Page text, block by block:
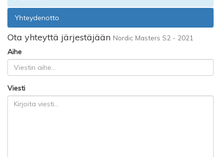
Yhteydenotto
Ota yhteyttä järjestäjään Nordic Masters S2 - 2021
Aihe
Viesti